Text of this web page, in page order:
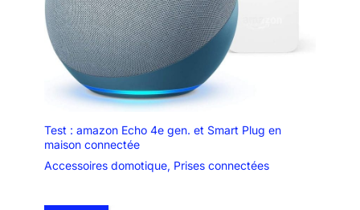
Test : amazon Echo 4e gen. et Smart Plug en
maison connectée
Accessoires domotique, Prises connectées